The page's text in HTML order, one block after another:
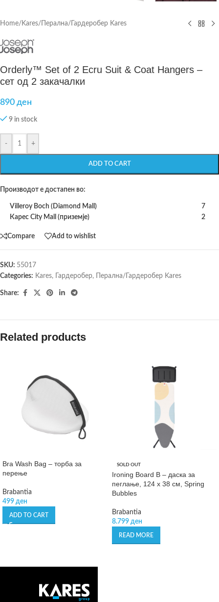
Home/ Kares/ Перална/Гардеробер Kares
Orderly™ Set of 2 Ecru Suit & Coat Hangers –
сет од 2 закачалки
890 ден
9 in stock
- +
ADD TO CART
Производот е достапен во:
Villeroy Boch (Diamond Mall)
7
Карес City Mall (приземје)
2
Compare Add to wishlist
SKU: 55017
Categories: Kares, Гардеробер, Перална/Гардеробер Kares
Share:
Related products
Bra Wash Bag – торба за
перење
Brabantia
499 ден
ADD TO CART
SOLD OUT
Ironing Board B – даска за
пеглање, 124 х 38 см, Spring
Bubbles
Brabantia
8.799 ден
READ MORE